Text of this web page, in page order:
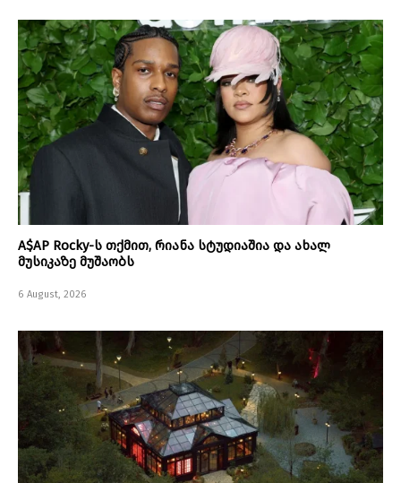
A$AP Rocky-ს თქმით, რიანა სტუდიაშია და ახალ
მუსიკაზე მუშაობს
6 August, 2026